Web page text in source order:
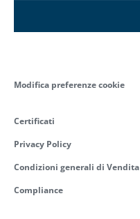
Modifica preferenze cookie
Certificati
Privacy Policy
Condizioni generali di Vendita
Compliance